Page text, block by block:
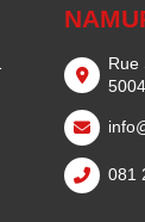
Rue
081